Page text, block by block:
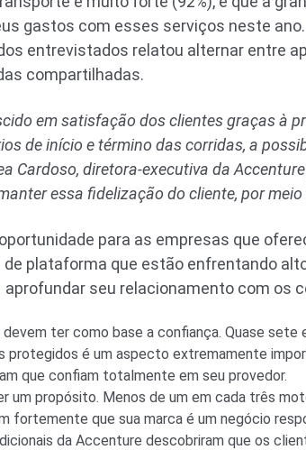
gastos com esses serviços neste
entrevistados relatou alternar entre
compartilhadas.
em satisfação dos clientes graças à
de início e término das corridas, a
Cardoso, diretora-executiva da
essa fidelização do cliente, por
para as empresas que
plataforma que estão enfrentando
seu relacionamento com os
ter como base a confiança. Quase
protegidos é um aspecto extremamente
que confiam totalmente em seu provedor.
um propósito. Menos de um em cada três
fortemente que sua marca é um negócio
da Accenture descobriram que os